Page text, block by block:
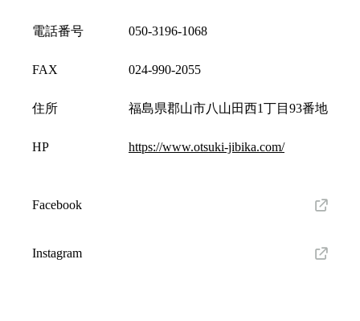
電話番号 050-3196-1068
FAX 024-990-2055
住所 福島県郡山市八山田西1丁目93番地
HP https://www.otsuki-jibika.com/
Facebook
Instagram